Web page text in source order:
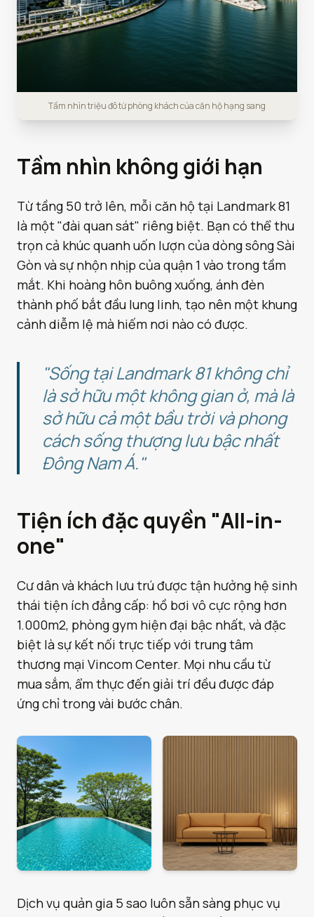
Tầm nhìn triệu đô từ phòng khách của căn hộ hạng sang
Tầm nhìn không giới hạn
Từ tầng 50 trở lên, mỗi căn hộ tại Landmark 81
là một "đài quan sát" riêng biệt. Bạn có thể thu
trọn cả khúc quanh uốn lượn của dòng sông Sài
Gòn và sự nhộn nhịp của quận 1 vào trong tầm
mắt. Khi hoàng hôn buông xuống, ánh đèn
thành phố bắt đầu lung linh, tạo nên một khung
cảnh diễm lệ mà hiếm nơi nào có được.
"Sống tại Landmark 81 không chỉ
là sở hữu một không gian ở, mà là
sở hữu cả một bầu trời và phong
cách sống thượng lưu bậc nhất
Đông Nam Á."
Tiện ích đặc quyền "All-in-
one"
Cư dân và khách lưu trú được tận hưởng hệ sinh
thái tiện ích đẳng cấp: hồ bơi vô cực rộng hơn
1.000m2, phòng gym hiện đại bậc nhất, và đặc
biệt là sự kết nối trực tiếp với trung tâm
thương mại Vincom Center. Mọi nhu cầu từ
mua sắm, ẩm thực đến giải trí đều được đáp
ứng chỉ trong vài bước chân.
Dịch vụ quản gia 5 sao luôn sẵn sàng phục vụ